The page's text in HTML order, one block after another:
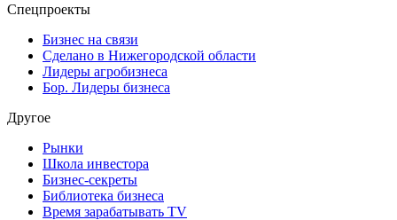
Спецпроекты
Бизнес на связи
Сделано в Нижегородской области
Лидеры агробизнеса
Бор. Лидеры бизнеса
Другое
Рынки
Школа инвестора
Бизнес-секреты
Библиотека бизнеса
Время зарабатывать TV